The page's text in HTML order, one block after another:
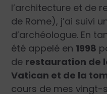
l’architecture et de
de Rome), j’ai suivi
d’archéologue. En
été appelé en 1998
de restauration de
Vatican et de la
cours de mes vingt-